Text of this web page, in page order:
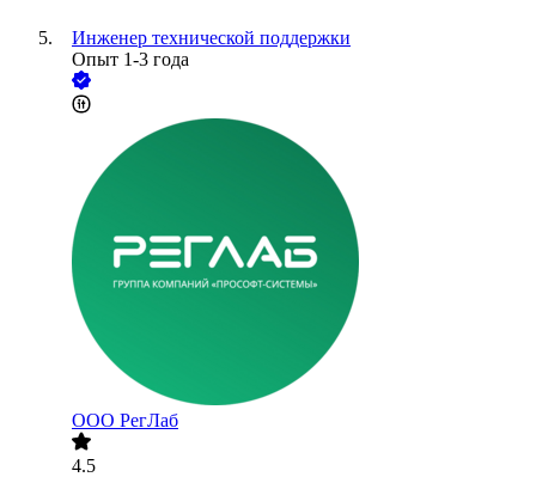
Инженер технической поддержки
Опыт 1-3 года
ООО РегЛаб
4.5